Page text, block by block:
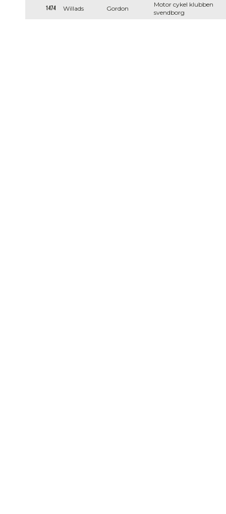
1474 Willads Gordon
Motor cykel klubben
svendborg